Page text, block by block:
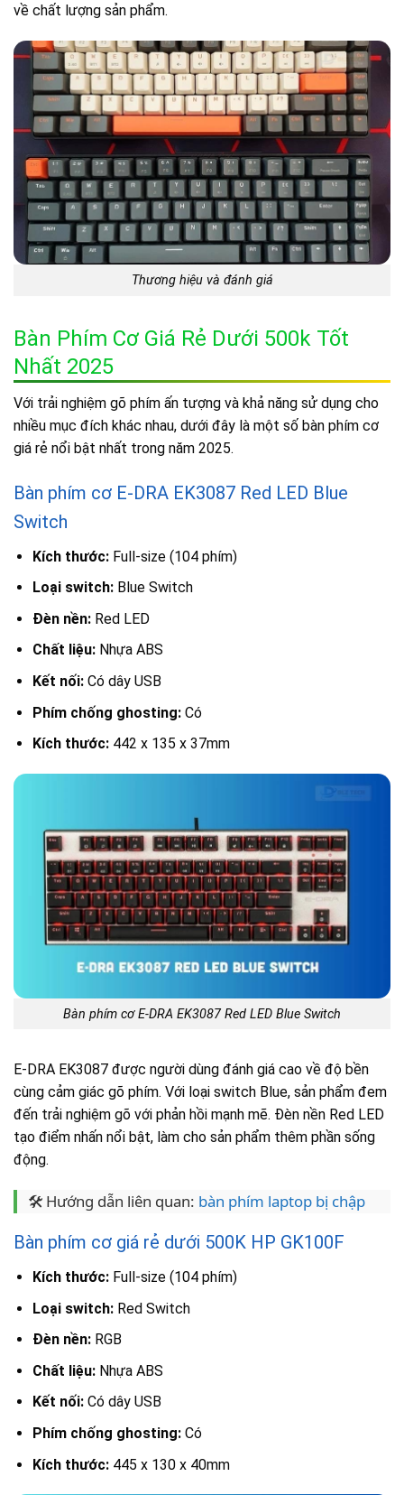
về chất lượng sản phẩm.
Thương hiệu và đánh giá
Bàn Phím Cơ Giá Rẻ Dưới 500k Tốt
Nhất 2025
Với trải nghiệm gõ phím ấn tượng và khả năng sử dụng cho
nhiều mục đích khác nhau, dưới đây là một số bàn phím cơ
giá rẻ nổi bật nhất trong năm 2025.
Bàn phím cơ E-DRA EK3087 Red LED Blue
Switch
Kích thước:Full-size (104 phím)
Loại switch:Blue Switch
Đèn nền:Red LED
Chất liệu:Nhựa ABS
Kết nối:Có dây USB
Phím chống ghosting:Có
Kích thước:442 x 135 x 37mm
Bàn phím cơ E-DRA EK3087 Red LED Blue Switch
E-DRA EK3087 được người dùng đánh giá cao về độ bền
cùng cảm giác gõ phím. Với loại switch Blue, sản phẩm đem
đến trải nghiệm gõ với phản hồi mạnh mẽ. Đèn nền Red LED
tạo điểm nhấn nổi bật, làm cho sản phẩm thêm phần sống
động.
🛠️ Hướng dẫn liên quan: bàn phím laptop bị chập
Bàn phím cơ giá rẻ dưới 500K HP GK100F
Kích thước:Full-size (104 phím)
Loại switch:Red Switch
Đèn nền:RGB
Chất liệu:Nhựa ABS
Kết nối:Có dây USB
Phím chống ghosting:Có
Kích thước:445 x 130 x 40mm